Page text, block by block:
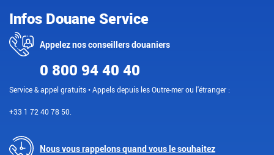
Infos Douane Service
Appelez nos conseillers douaniers
0 800 94 40 40
Service & appel gratuits • Appels depuis les Outre-mer ou l'étranger :
+33 1 72 40 78 50.
Nous vous rappelons quand vous le souhaitez